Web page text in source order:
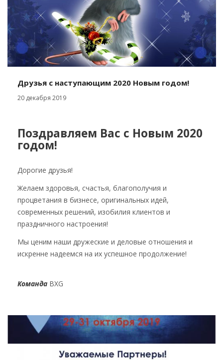
Друзья с наступающим 2020 Новым годом!
20 декабря 2019
Поздравляем Вас с Новым 2020
годом!
Дорогие друзья!
Желаем здоровья, счастья, благополучия и
процветания в бизнесе, оригинальных идей,
современных решений, изобилия клиентов и
праздничного настроения!
Мы ценим наши дружеские и деловые отношения и
искренне надеемся на их успешное продолжение!
Команда BXG